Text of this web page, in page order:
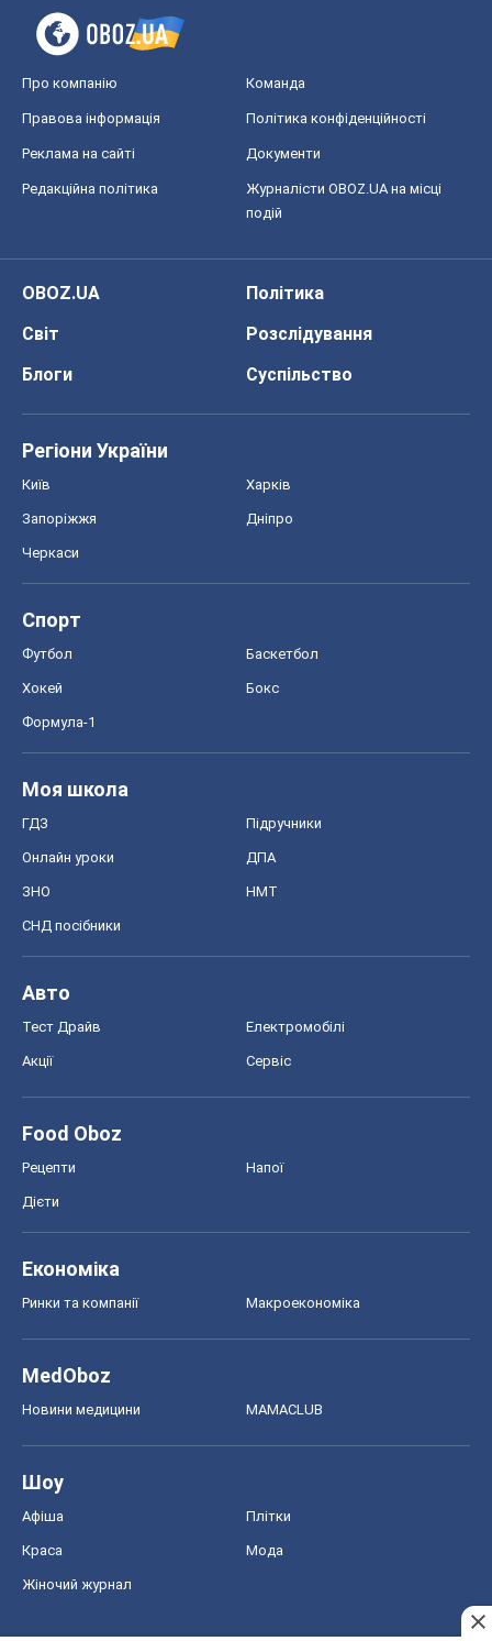
Про компанію Команда
Правова інформація Політика конфіденційності
Реклама на сайті Документи
Редакційна політика
Журналісти OBOZ.UA на місці
подій
OBOZ.UA
Політика
Світ
Розслідування
Блоги
Суспільство
Регіони України
Київ Харків
Запоріжжя Дніпро
Черкаси
Спорт
Футбол Баскетбол
Хокей Бокс
Формула-1
Моя школа
ГДЗ Підручники
Онлайн уроки ДПА
ЗНО НМТ
СНД посібники
Авто
Тест Драйв Електромобілі
Акції Сервіс
Food Oboz
Рецепти Напої
Дієти
Економіка
Ринки та компанії Макроекономіка
MedOboz
Новини медицини MAMACLUB
Шоу
Афіша Плітки
Краса Мода
Жіночий журнал